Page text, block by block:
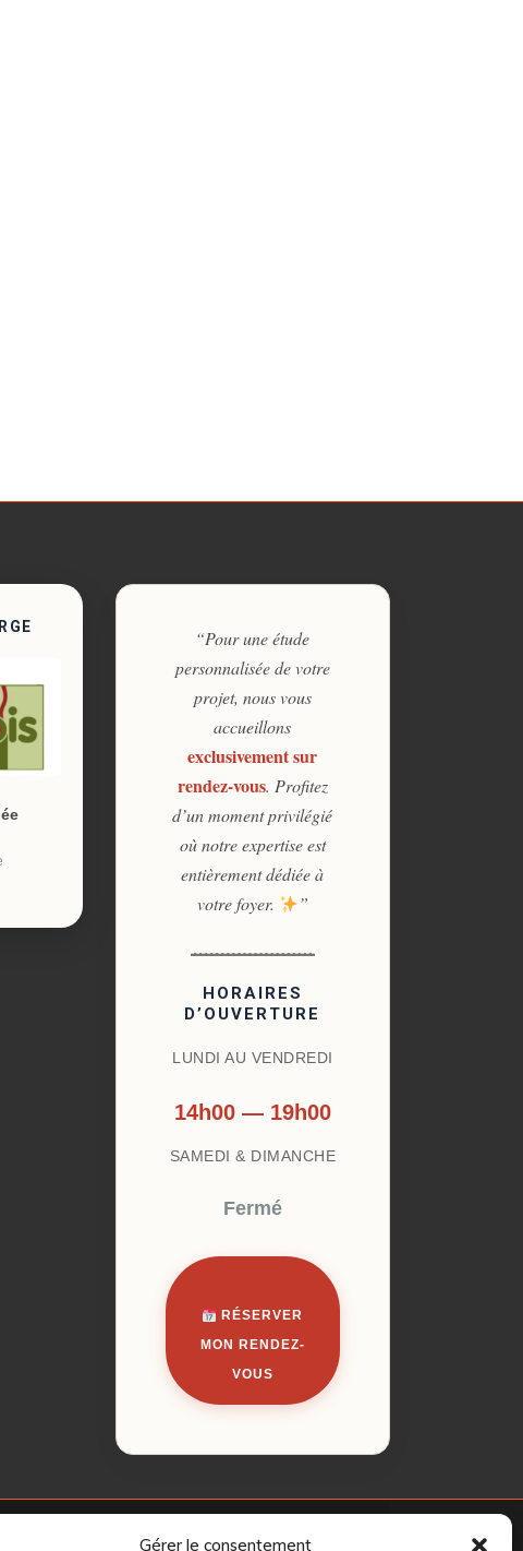
Gérer le consentement
“Pour une étude
personnalisée de votre
projet, nous vous
accueillons
exclusivement sur
rendez-vous. Profitez
d’un moment privilégié
où notre expertise est
entièrement dédiée à
votre foyer.
”
HORAIRES
D’OUVERTURE
LUNDI AU VENDREDI
14h00 — 19h00
SAMEDI & DIMANCHE
Fermé
RÉSERVER
MON RENDEZ-
VOUS